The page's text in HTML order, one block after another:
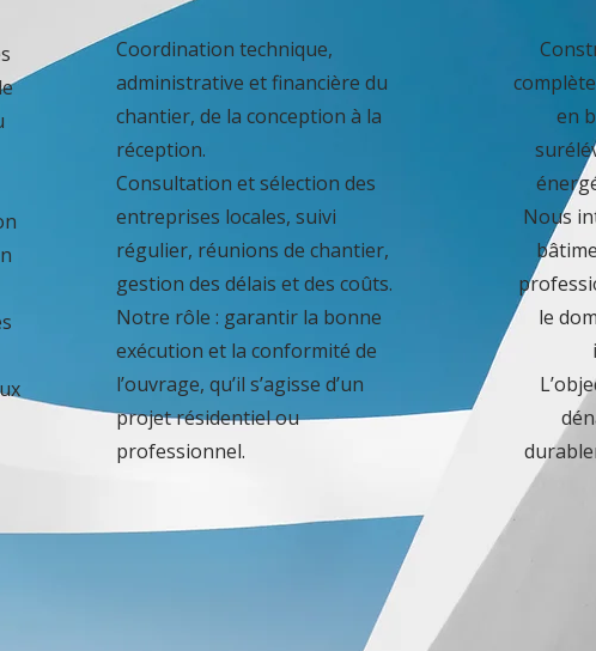
Coordination technique,
administrative et financière du
chantier, de la conception à la
réception.
Consultation et sélection des
entreprises locales, suivi
régulier, réunions de chantier,
gestion des délais et des coûts.
Notre rôle : garantir la bonne
exécution et la conformité de
l’ouvrage, qu’il s’agisse d’un
projet résidentiel ou
professionnel.
en
Nous
le